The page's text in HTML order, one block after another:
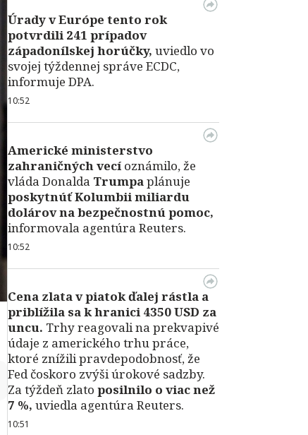
Úrady v Európe tento rok
potvrdili 241 prípadov
západonílskej horúčky, uviedlo vo
svojej týždennej správe ECDC,
informuje DPA.
10:52
Americké ministerstvo
zahraničných vecí oznámilo, že
vláda Donalda Trumpaplánuje
poskytnúť Kolumbii miliardu
dolárov na bezpečnostnú pomoc,
informovala agentúra Reuters.
10:52
Cena zlata v piatok ďalej rástla a
priblížila sa k hranici 4350 USD za
uncu. Trhy reagovali na prekvapivé
údaje z amerického trhu práce,
ktoré znížili pravdepodobnosť, že
Fed čoskoro zvýši úrokové sadzby.
Za týždeň zlato posilnilo o viac než
7 %, uviedla agentúra Reuters.
10:51